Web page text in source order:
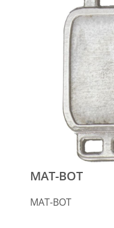
MAT-BOT
MAT-BOT